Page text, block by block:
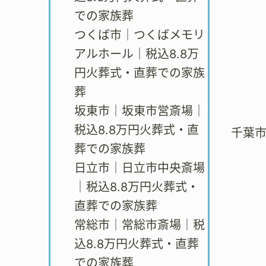
での家族葬
つくば市｜つくばメモリ
アルホール｜税込8.8万
円火葬式・直葬での家族
葬
坂東市｜坂東市営斎場｜
税込8.8万円火葬式・直
葬での家族葬
日立市｜日立市中央斎場
｜税込8.8万円火葬式・
直葬での家族葬
常総市｜常総市斎場｜税
込8.8万円火葬式・直葬
千葉